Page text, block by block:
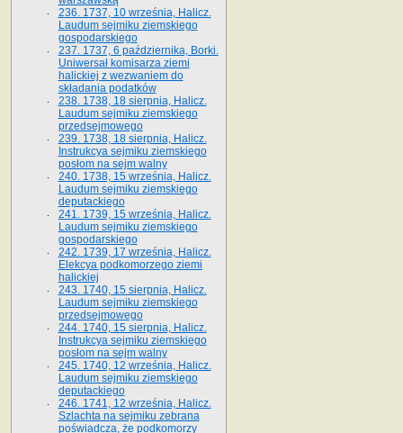
236. 1737, 10 września, Halicz.
Laudum sejmiku ziemskiego
gospodarskiego
237. 1737, 6 października, Borki.
Uniwersał komisarza ziemi
halickiej z wezwaniem do
składania podatków
238. 1738, 18 sierpnia, Halicz.
Laudum sejmiku ziemskiego
przedsejmowego
239. 1738, 18 sierpnia, Halicz.
Instrukcya sejmiku ziemskiego
posłom na sejm walny
240. 1738, 15 września, Halicz.
Laudum sejmiku ziemskiego
deputackiego
241. 1739, 15 września, Halicz.
Laudum sejmiku ziemskiego
gospodarskiego
242. 1739, 17 września, Halicz.
Elekcya podkomorzego ziemi
halickiej
243. 1740, 15 sierpnia, Halicz.
Laudum sejmiku ziemskiego
przedsejmowego
244. 1740, 15 sierpnia, Halicz.
Instrukcya sejmiku ziemskiego
posłom na sejm walny
245. 1740, 12 września, Halicz.
Laudum sejmiku ziemskiego
deputackiego
246. 1741, 12 września, Halicz.
Szlachta na sejmiku zebrana
poświadcza, że podkomorzy